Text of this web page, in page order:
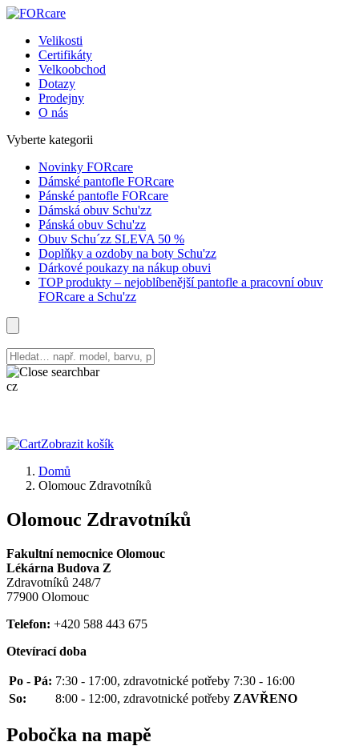
Velikosti
Certifikáty
Velkoobchod
Dotazy
Prodejny
O nás
Vyberte kategorii
Novinky FORcare
Dámské pantofle FORcare
Pánské pantofle FORcare
Dámská obuv Schu'zz
Pánská obuv Schu'zz
Obuv Schu´zz SLEVA 50 %
Doplňky a ozdoby na boty Schu'zz
Dárkové poukazy na nákup obuvi
TOP produkty – nejoblíbenější pantofle a pracovní obuv
FORcare a Schu'zz
cz
Zobrazit košík
Domů
Olomouc Zdravotníků
Olomouc Zdravotníků
Fakultní nemocnice Olomouc
Lékárna Budova Z
Zdravotníků 248/7
77900 Olomouc
Telefon: +420 588 443 675
Otevírací doba
Po - Pá: 7:30 - 17:00, zdravotnické potřeby 7:30 - 16:00
So:
8:00 - 12:00, zdravotnické potřeby ZAVŘENO
Pobočka na mapě